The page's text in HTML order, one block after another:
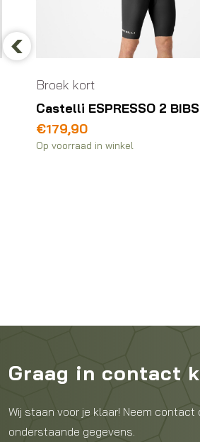
Broek kort
Castelli ESPRESSO 2
€179,90
Op voorraad in winkel
Graag in contact
Wij staan voor je klaar! Neem contact
onderstaande gegevens.